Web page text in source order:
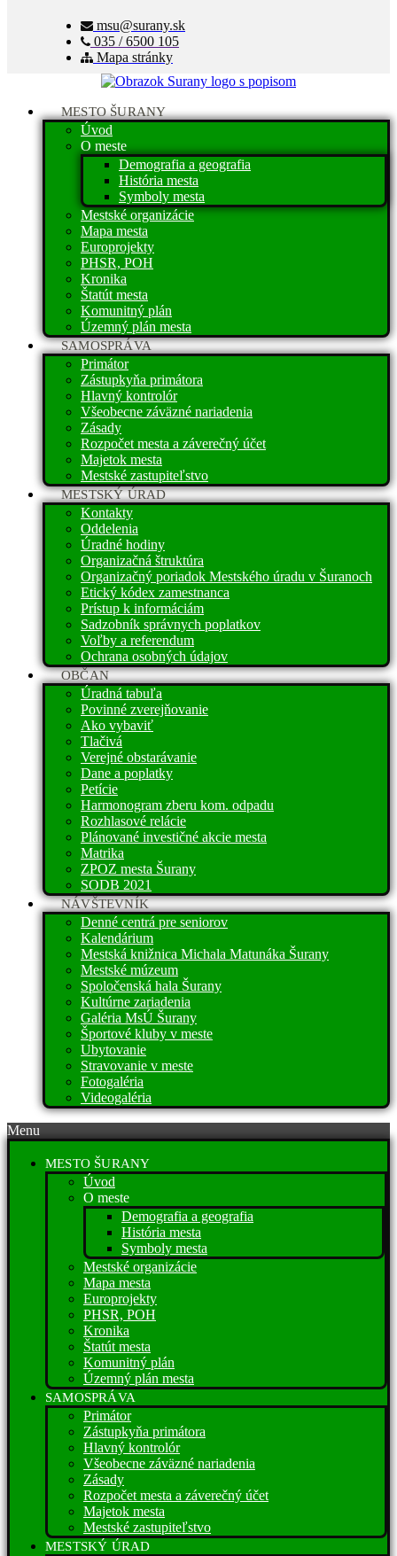
msu@surany.sk
035 / 6500 105
Mapa stránky
MESTO ŠURANY
Úvod
O meste
Demografia a geografia
História mesta
Symboly mesta
Mestské organizácie
Mapa mesta
Europrojekty
PHSR, POH
Kronika
Štatút mesta
Komunitný plán
Územný plán mesta
SAMOSPRÁVA
Primátor
Zástupkyňa primátora
Hlavný kontrolór
Všeobecne záväzné nariadenia
Zásady
Rozpočet mesta a záverečný účet
Majetok mesta
Mestské zastupiteľstvo
MESTSKÝ ÚRAD
Kontakty
Oddelenia
Úradné hodiny
Organizačná štruktúra
Organizačný poriadok Mestského úradu v Šuranoch
Etický kódex zamestnanca
Prístup k informáciám
Sadzobník správnych poplatkov
Voľby a referendum
Ochrana osobných údajov
OBČAN
Úradná tabuľa
Povinné zverejňovanie
Ako vybaviť
Tlačivá
Verejné obstarávanie
Dane a poplatky
Petície
Harmonogram zberu kom. odpadu
Rozhlasové relácie
Plánované investičné akcie mesta
Matrika
ZPOZ mesta Šurany
SODB 2021
NÁVŠTEVNÍK
Denné centrá pre seniorov
Kalendárium
Mestská knižnica Michala Matunáka Šurany
Mestské múzeum
Spoločenská hala Šurany
Kultúrne zariadenia
Galéria MsÚ Šurany
Športové kluby v meste
Ubytovanie
Stravovanie v meste
Fotogaléria
Videogaléria
Menu
MESTO ŠURANY
Úvod
O meste
Demografia a geografia
História mesta
Symboly mesta
Mestské organizácie
Mapa mesta
Europrojekty
PHSR, POH
Kronika
Štatút mesta
Komunitný plán
Územný plán mesta
SAMOSPRÁVA
Primátor
Zástupkyňa primátora
Hlavný kontrolór
Všeobecne záväzné nariadenia
Zásady
Rozpočet mesta a záverečný účet
Majetok mesta
Mestské zastupiteľstvo
MESTSKÝ ÚRAD